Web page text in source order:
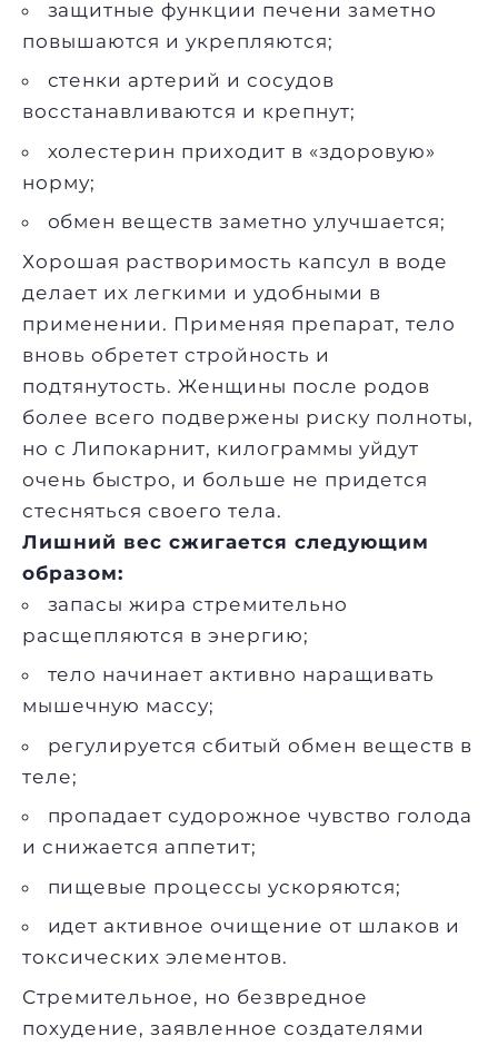
защитные функции печени заметно
повышаются и укрепляются;
стенки артерий и сосудов
восстанавливаются и крепнут;
холестерин приходит в «здоровую»
норму;
обмен веществ заметно улучшается;
Хорошая растворимость капсул в воде
делает их легкими и удобными в
применении. Применяя препарат, тело
вновь обретет стройность и
подтянутость. Женщины после родов
более всего подвержены риску полноты,
но с Липокарнит, килограммы уйдут
очень быстро, и больше не придется
стесняться своего тела.
Лишний вес сжигается следующим
образом:
запасы жира стремительно
расщепляются в энергию;
тело начинает активно наращивать
мышечную массу;
регулируется сбитый обмен веществ в
теле;
пропадает судорожное чувство голода
и снижается аппетит;
пищевые процессы ускоряются;
идет активное очищение от шлаков и
токсических элементов.
Стремительное, но безвредное
похудение, заявленное создателями